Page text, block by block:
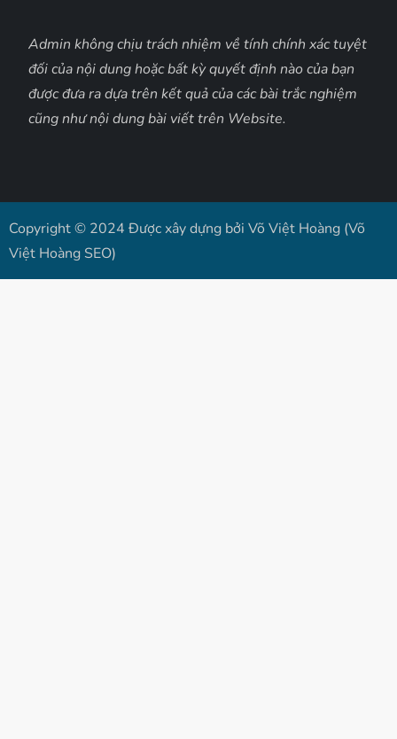
Admin không chịu trách nhiệm về tính chính xác tuyệt
đối của nội dung hoặc bất kỳ quyết định nào của bạn
được đưa ra dựa trên kết quả của các bài trắc nghiệm
cũng như nội dung bài viết trên Website.
Copyright © 2024 Được xây dựng bởi Võ Việt Hoàng (Võ
Việt Hoàng SEO)